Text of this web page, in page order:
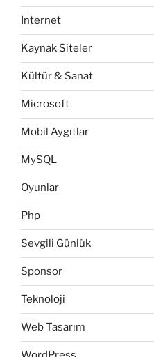
Internet
Kaynak Siteler
Kültür & Sanat
Microsoft
Mobil Aygıtlar
MySQL
Oyunlar
Php
Sevgili Günlük
Sponsor
Teknoloji
Web Tasarım